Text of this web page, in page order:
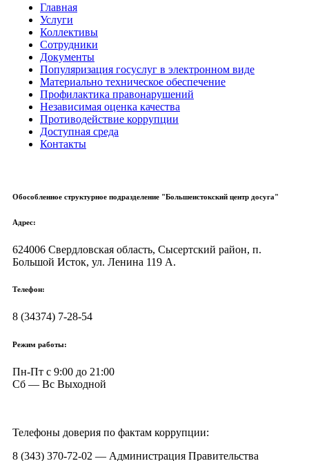
Главная
Услуги
Коллективы
Сотрудники
Документы
Популяризация госуслуг в электронном виде
Материально техническое обеспечение
Профилактика правонарушений
Независимая оценка качества
Противодействие коррупции
Доступная среда
Контакты
Обособленное структурное подразделение "Большеистокский центр досуга"
Адрес:
624006 Свердловская область, Сысертский район, п.
Большой Исток, ул. Ленина 119 А.
Телефон:
8 (34374) 7-28-54
Режим работы:
Пн-Пт с 9:00 до 21:00
Сб — Вс Выходной
Телефоны доверия по фактам коррупции:
8 (343) 370-72-02 — Администрация Правительства